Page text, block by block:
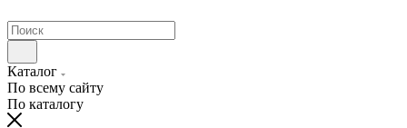
Каталог
По всему сайту
По каталогу